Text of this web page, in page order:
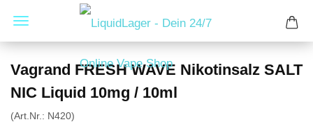
Vagrand FRESH WAVE Nikotinsalz SALT
NIC Liquid 10mg / 10ml
(Art.Nr.: N420)